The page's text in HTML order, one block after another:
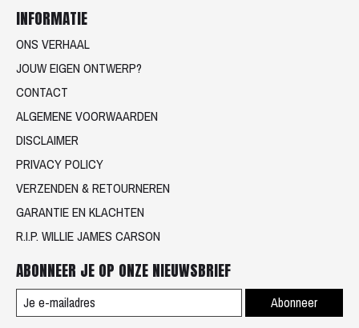
INFORMATIE
ONS VERHAAL
JOUW EIGEN ONTWERP?
CONTACT
ALGEMENE VOORWAARDEN
DISCLAIMER
PRIVACY POLICY
VERZENDEN & RETOURNEREN
GARANTIE EN KLACHTEN
R.I.P. WILLIE JAMES CARSON
ABONNEER JE OP ONZE NIEUWSBRIEF
Abonneer